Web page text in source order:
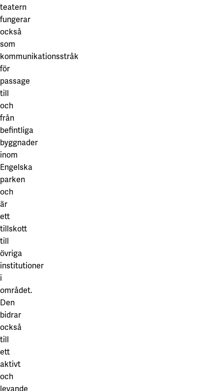
teatern
fungerar
också
som
kommunikationsstråk
för
passage
till
och
från
befintliga
byggnader
inom
Engelska
parken
och
är
ett
tillskott
till
övriga
institutioner
i
området.
Den
bidrar
också
till
ett
aktivt
och
levande